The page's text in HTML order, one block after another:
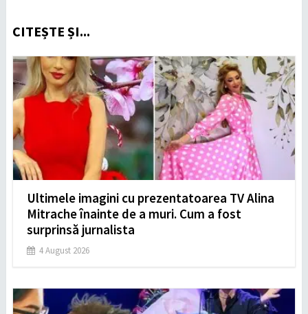
CITEȘTE ȘI...
Ultimele imagini cu prezentatoarea TV Alina
Mitrache înainte de a muri. Cum a fost
surprinsă jurnalista
4 August 2026